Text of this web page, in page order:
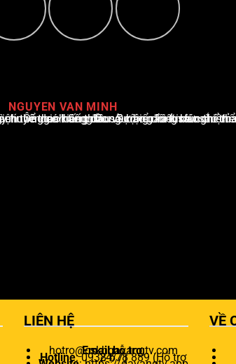
NGUYEN VAN MINH
Ông có kiến thức sâu rộng và kinh nghiệm đáng kể trong việc phân tích và báo cáo về các sự kiện thể thao hàng đầu. Sự hiểu biết sâu sắc của ông về ngành này đã giúp ông xây dựng uy tín và danh tiếng trong
LIÊN HỆ
Email hỗ trợ:
hotro@cskhgavangtv.com
Hotline : 0938 678 889 (Hỗ trợ 24/7)
VỀ